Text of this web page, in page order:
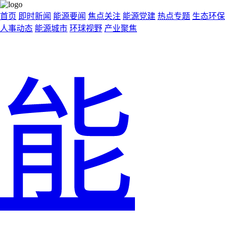
首页 即时新闻 能源要闻 焦点关注 能源党建 热点专题 生态环保
人事动态 能源城市 环球视野 产业聚焦
能